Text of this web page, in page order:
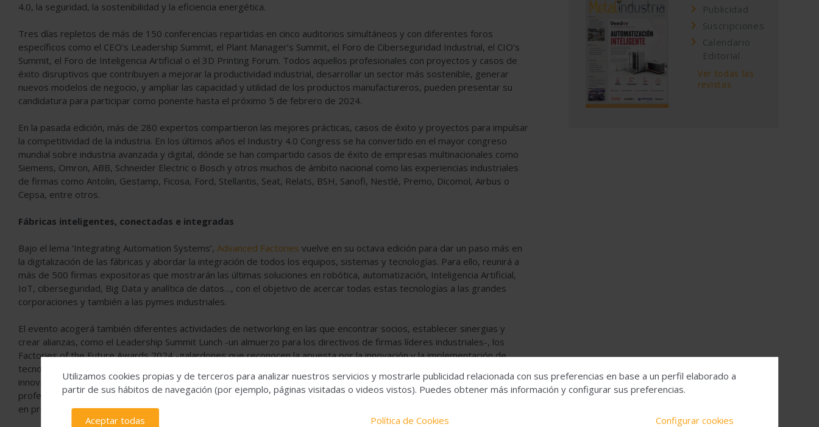
4.0, la seguridad, la sostenibilidad y la eficiencia energética.
Tres días repletos de más de 150 conferencias repartidas en cinco auditorios simultáneos y con diferentes foros
específicos como el CEO’s Leadership Summit, el Plant Manager’s Summit, el Foro de Ciberseguridad Industrial, el CIO’s
Summit, el Foro de Inteligencia Artificial o el 3D Printing Forum. Todos aquellos profesionales con proyectos y casos de
éxito disruptivos que contribuyen a mejorar la productividad industrial, desarrollar un sector más sostenible, generar
nuevos modelos de negocio, y ampliar las capacidad y utilidad de los productos manufactureros, pueden presentar su
candidatura para participar como ponente hasta el próximo 5 de febrero de 2024.
En la pasada edición, más de 280 expertos compartieron las mejores prácticas, casos de éxito y proyectos para impulsar
la competitividad de la industria. En los últimos años el Industry 4.0 Congress se ha convertido en el mayor congreso
mundial sobre industria avanzada y digital, dónde se han compartido casos de éxito de empresas multinacionales como
Siemens, Omron, ABB, Schneider Electric o Bosch y otros muchos de ámbito nacional como las experiencias industriales
de firmas como Antolin, Gestamp, Ficosa, Ford, Stellantis, Seat, Relats, BSH, Sanofi, Nestlé, Premo, Dicomol, Airbus o
Cepsa, entre otros.
Fábricas inteligentes, conectadas e integradas
Bajo el lema ‘Integrating Automation Systems’, Advanced Factories vuelve en su octava edición para dar un paso más en
la digitalización de las fábricas y abordar la integración de todos los equipos, sistemas y tecnologías. Para ello, reunirá a
más de 500 firmas expositoras que mostrarán las últimas soluciones en robótica, automatización, Inteligencia Artificial,
IoT, ciberseguridad, Big Data y analítica de datos…, con el objetivo de acercar todas estas tecnologías a las grandes
corporaciones y también a las pymes industriales.
El evento acogerá también diferentes actividades de networking en las que encontrar socios, establecer sinergias y
crear alianzas, como el Leadership Summit Lunch -un almuerzo para los directivos de firmas líderes industriales-, los
Factories of the Future Awards 2024 -galardones que reconocen la apuesta por la innovación y la implementación de
tecnologías 4.0 en las plantas de producción -, el Industry Startup Forum -que reúne las startups con las soluciones más
innovadoras para el sector industrial-, el Talent Marketplace -un espacio en el que profundizar sobre los nuevos perfiles
profesionales relacionados con la industria 4.0- o los tours tecnológicos para descubrir las últimas soluciones y técnicas
en producción avanzada.
Publicidad
Suscripciones
Calendario
Editorial
Ver todas las
revistas
Utilizamos cookies propias y de terceros para analizar nuestros servicios y mostrarle publicidad relacionada con sus preferencias en base a un perfil elaborado a
partir de sus hábitos de navegación (por ejemplo, páginas visitadas o videos vistos). Puedes obtener más información y configurar sus preferencias.
Aceptar todas Política de Cookies Configurar cookies